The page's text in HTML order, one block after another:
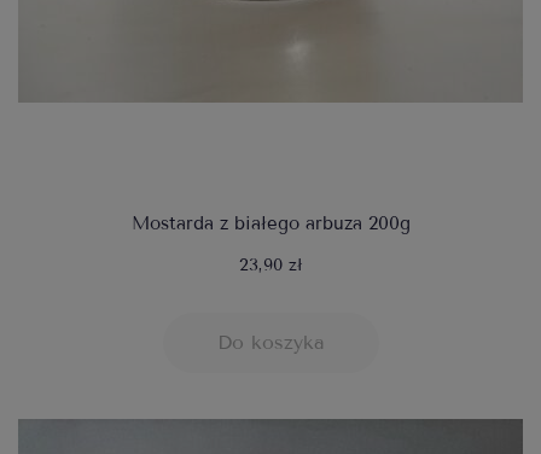
Mostarda z białego arbuza 200g
23,90 zł
Do koszyka